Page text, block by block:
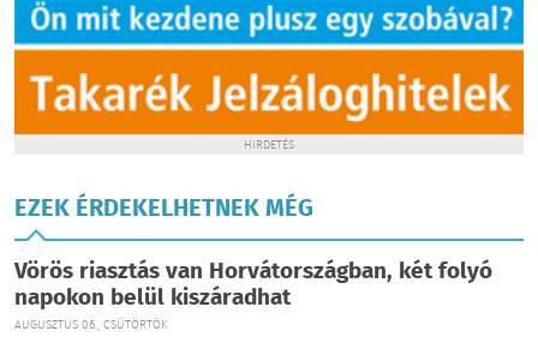
HIRDETÉS
EZEK ÉRDEKELHETNEK MÉG
Vörös riasztás van Horvátországban, két folyó
napokon belül kiszáradhat
AUGUSZTUS 06., CSÜTÖRTÖK